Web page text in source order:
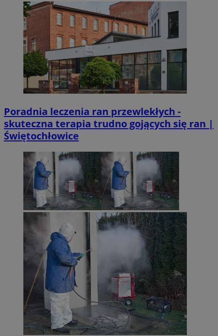
Poradnia leczenia ran przewlekłych -
skuteczna terapia trudno gojących się ran |
Świętochłowice